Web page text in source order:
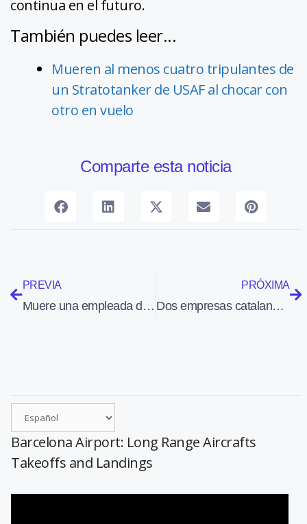
continua en el futuro.
También puedes leer...
Mueren al menos cuatro tripulantes de
un Stratotanker de USAF al chocar con
otro en vuelo
Comparte esta noticia
PREVIA
Muere una empleada de Iberia en la T-4 tras ser arrollada para robarle el coche
PRÓXIMA
Dos empresas catalanas crean una red de helipuertos para hacer tours turísticos
Barcelona Airport: Long Range Aircrafts
Takeoffs and Landings